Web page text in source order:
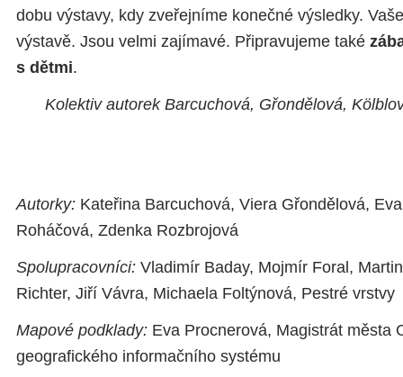
dobu výstavy, kdy zveřejníme konečné výsledky.
výstavě. Jsou velmi zajímavé. Připravujeme také
s dětmi.
Kolektiv autorek Barcuchová, Gřondělová,
Autorky: Kateřina Barcuchová, Viera Gřondělová,
Roháčová, Zdenka Rozbrojová
Spolupracovníci: Vladimír Baday, Mojmír Foral,
Richter, Jiří Vávra, Michaela Foltýnová, Pestré vrstvy
Mapové podklady: Eva Procnerová, Magistrát města
geografického informačního systému